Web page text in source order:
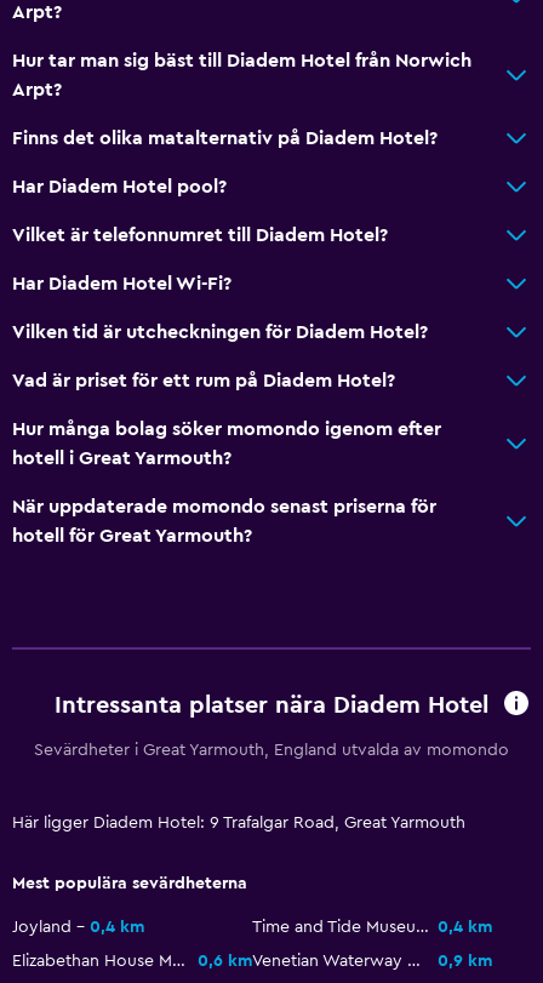
Tillgång till exekutiv lounge
Utsikt över innergården
Sammanlänkade rum tillgängliga
Sevärdhetsutsikt
Eldstad
Vardagsrum
Bäddsoffa
Ljudisolering
Heltäckningsmatta
Hela enheten ligger på bottenvåningen
Rökning förbjuden
Allergivänliga rum
Övre våningar nås via trappor
Arpt?
Hur tar man sig bäst till Diadem Hotel från Norwich
Arpt?
Finns det olika matalternativ på Diadem Hotel?
Har Diadem Hotel pool?
Vilket är telefonnumret till Diadem Hotel?
Har Diadem Hotel Wi-Fi?
Vilken tid är utcheckningen för Diadem Hotel?
Vad är priset för ett rum på Diadem Hotel?
Hur många bolag söker momondo igenom efter
hotell i Great Yarmouth?
När uppdaterade momondo senast priserna för
hotell för Great Yarmouth?
Intressanta platser nära Diadem Hotel
Sevärdheter i Great Yarmouth, England utvalda av momondo
Här ligger Diadem Hotel: 9 Trafalgar Road, Great Yarmouth
Mest populära sevärdheterna
Joyland 0,4 km Time and Tide Museum 0,4 km
Elizabethan House Museum
0,6 km Venetian Waterway Gardens
0,9 km